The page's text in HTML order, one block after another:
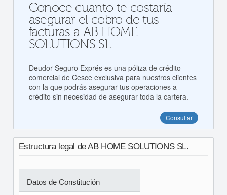
Conoce cuanto te costaría
asegurar el cobro de tus
facturas a AB HOME
SOLUTIONS SL.
Deudor Seguro Exprés es una póliza de crédito
comercial de Cesce exclusiva para nuestros clientes
con la que podrás asegurar tus operaciones a
crédito sin necesidad de asegurar toda la cartera.
Consultar
Estructura legal de AB HOME SOLUTIONS SL.
Datos de Constitución